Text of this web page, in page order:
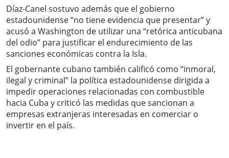
Díaz-Canel sostuvo además que el gobierno
estadounidense “no tiene evidencia que presentar” y
acusó a Washington de utilizar una “retórica anticubana
del odio” para justificar el endurecimiento de las
sanciones económicas contra la Isla.
El gobernante cubano también calificó como “inmoral,
ilegal y criminal” la política estadounidense dirigida a
impedir operaciones relacionadas con combustible
hacia Cuba y criticó las medidas que sancionan a
empresas extranjeras interesadas en comerciar o
invertir en el país.